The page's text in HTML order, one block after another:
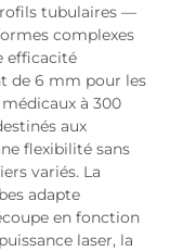
tubulaires —
complexes
efficacité
de 6 mm pour les
à 300
aux
flexibilité sans
variés. La
adapte
en fonction
laser, la